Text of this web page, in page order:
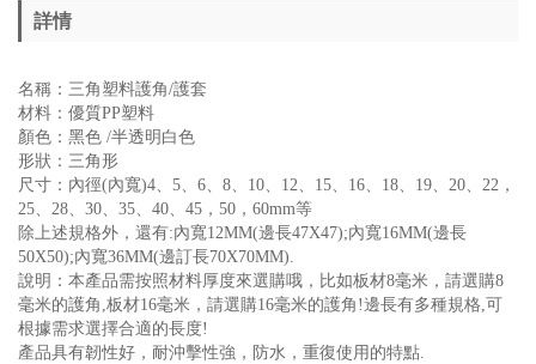
詳情
名稱：三角塑料護角/護套
材料：優質PP塑料
顏色：黑色 /半透明白色
形狀：三角形
尺寸：內徑(內寬)4、5、6、8、10、12、15、16、18、19、20、22，
25、28、30、35、40、45，50，60mm等
除上述規格外，還有:內寬12MM(邊長47X47);內寬16MM(邊長
50X50);內寬36MM(邊訂長70X70MM).
說明：本產品需按照材料厚度來選購哦，比如板材8毫米，請選購8
毫米的護角,板材16毫米，請選購16毫米的護角!邊長有多種規格,可
根據需求選擇合適的長度!
產品具有韌性好，耐沖擊性強，防水，重復使用的特點.